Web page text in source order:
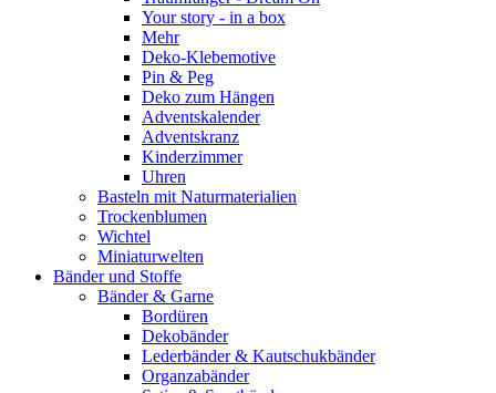
Your story - in a box
Mehr
Deko-Klebemotive
Pin & Peg
Deko zum Hängen
Adventskalender
Adventskranz
Kinderzimmer
Uhren
Basteln mit Naturmaterialien
Trockenblumen
Wichtel
Miniaturwelten
Bänder und Stoffe
Bänder & Garne
Bordüren
Dekobänder
Lederbänder & Kautschukbänder
Organzabänder